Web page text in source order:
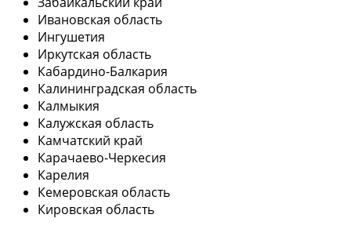
Ивановская область
Ингушетия
Иркутская область
Кабардино-Балкария
Калининградская область
Калмыкия
Калужская область
Камчатский край
Карачаево-Черкесия
Карелия
Кемеровская область
Кировская область